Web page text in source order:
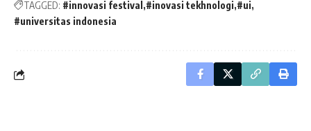
TAGGED: #innovasi festival #inovasi tekhnologi #ui
#universitas indonesia